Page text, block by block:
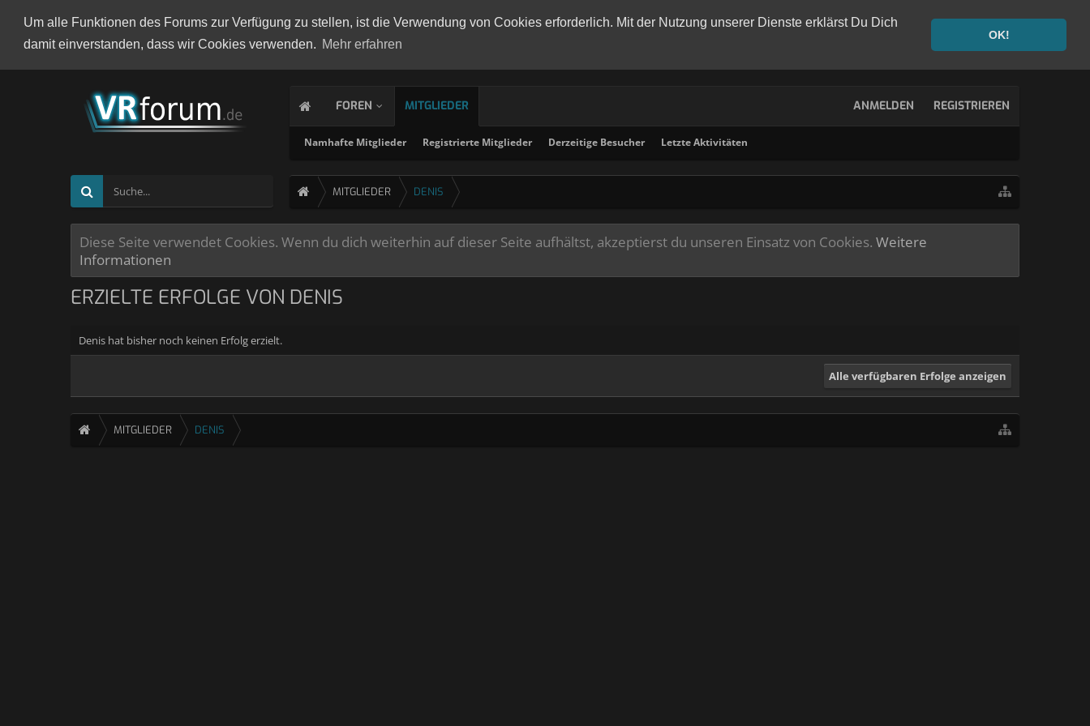
Um alle Funktionen des Forums zur Verfügung zu stellen, ist die Verwendung von Cookies erforderlich. Mit der Nutzung unserer Dienste erklärst Du Dich
damit einverstanden, dass wir Cookies verwenden. Mehr erfahren
OK!
FOREN MITGLIEDER
Namhafte Mitglieder Registrierte Mitglieder Derzeitige Besucher Letzte Aktivitäten
ANMELDEN REGISTRIEREN
MITGLIEDER DENIS
Diese Seite verwendet Cookies. Wenn du dich weiterhin auf dieser Seite aufhältst, akzeptierst du unseren Einsatz von Cookies. Weitere
Informationen
ERZIELTE ERFOLGE VON DENIS
Denis hat bisher noch keinen Erfolg erzielt.
Alle verfügbaren Erfolge anzeigen
MITGLIEDER DENIS